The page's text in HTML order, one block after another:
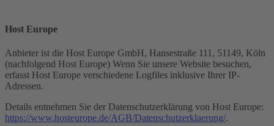
Host Europe
Anbieter ist die Host Europe GmbH, Hansestraße 111, 51149, Köln
(nachfolgend Host Europe) Wenn Sie unsere Website besuchen,
erfasst Host Europe verschiedene Logfiles inklusive Ihrer IP-
Adressen.
Details entnehmen Sie der Datenschutzerklärung von Host Europe:
https://www.hosteurope.de/AGB/Datenschutzerklaerung/.